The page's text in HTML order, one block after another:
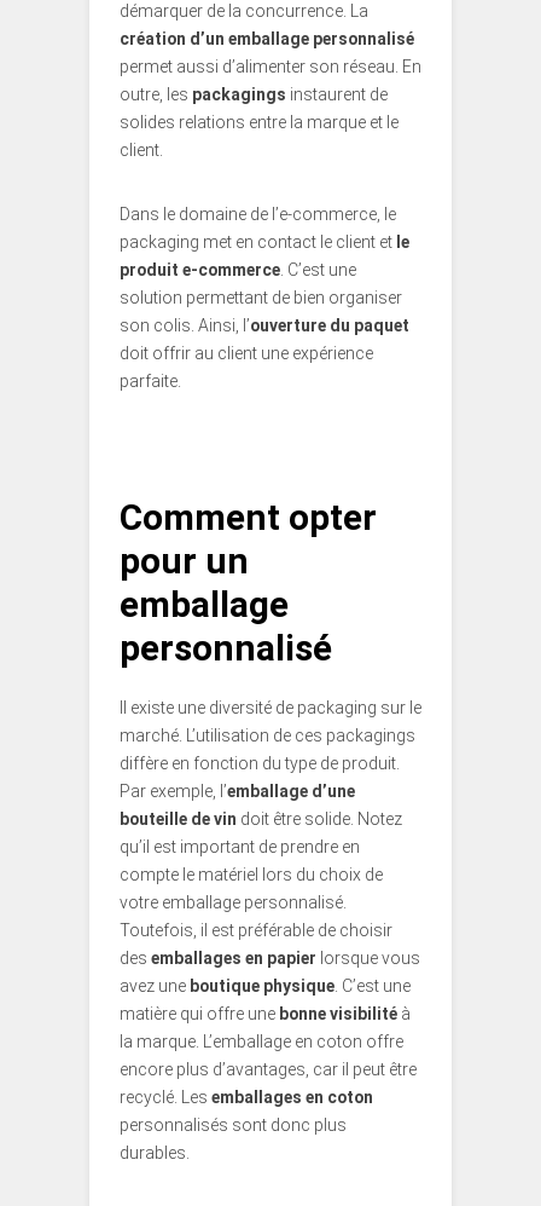
démarquer de la concurrence. La
création d’un emballage personnalisé
permet aussi d’alimenter son réseau. En
outre, les packagings instaurent de
solides relations entre la marque et le
client.
Dans le domaine de l’e-commerce, le
packaging met en contact le client et le
produit e-commerce . C’est une
solution permettant de bien organiser
son colis. Ainsi, l’ouverture du paquet
doit offrir au client une expérience
parfaite.
Comment opter
pour un
emballage
personnalisé
Il existe une diversité de packaging sur le
marché. L’utilisation de ces packagings
diffère en fonction du type de produit.
Par exemple, l’emballage d’une
bouteille de vin doit être solide. Notez
qu’il est important de prendre en
compte le matériel lors du choix de
votre emballage personnalisé.
Toutefois, il est préférable de choisir
des emballages en papier lorsque vous
avez une boutique physique . C’est une
matière qui offre une bonne visibilité à
la marque. L’emballage en coton offre
encore plus d’avantages, car il peut être
recyclé. Les emballages en coton
personnalisés sont donc plus
durables.